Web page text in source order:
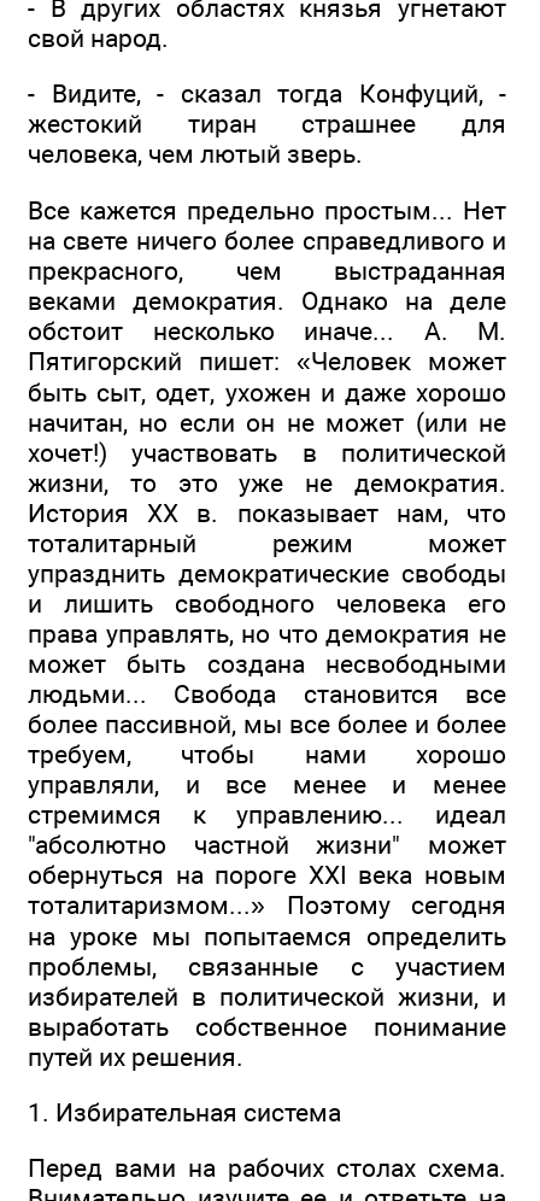
- В других областях князья угнетают
свой народ.
- Видите, - сказал тогда Конфуций, -
жестокий тиран страшнее для
человека, чем лютый зверь.
Все кажется предельно простым... Нет
на свете ничего более справедливого и
прекрасного, чем выстраданная
веками демократия. Однако на деле
обстоит несколько иначе... А. М.
Пятигорский пишет: «Человек может
быть сыт, одет, ухожен и даже хорошо
начитан, но если он не может (или не
хочет!) участвовать в политической
жизни, то это уже не демократия.
История XX в. показывает нам, что
тоталитарный режим может
упразднить демократические свободы
и лишить свободного человека его
права управлять, но что демократия не
может быть создана несвободными
людьми... Свобода становится все
более пассивной, мы все более и более
требуем, чтобы нами хорошо
управляли, и все менее и менее
стремимся к управлению... идеал
"абсолютно частной жизни" может
обернуться на пороге XXI века новым
тоталитаризмом...» Поэтому сегодня
на уроке мы попытаемся определить
проблемы, связанные с участием
избирателей в политической жизни, и
выработать собственное понимание
путей их решения.
1. Избирательная система
Перед вами на рабочих столах схема.